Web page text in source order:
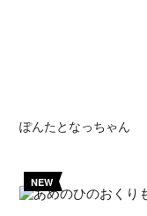
ぽんたとなっちゃん
NEW